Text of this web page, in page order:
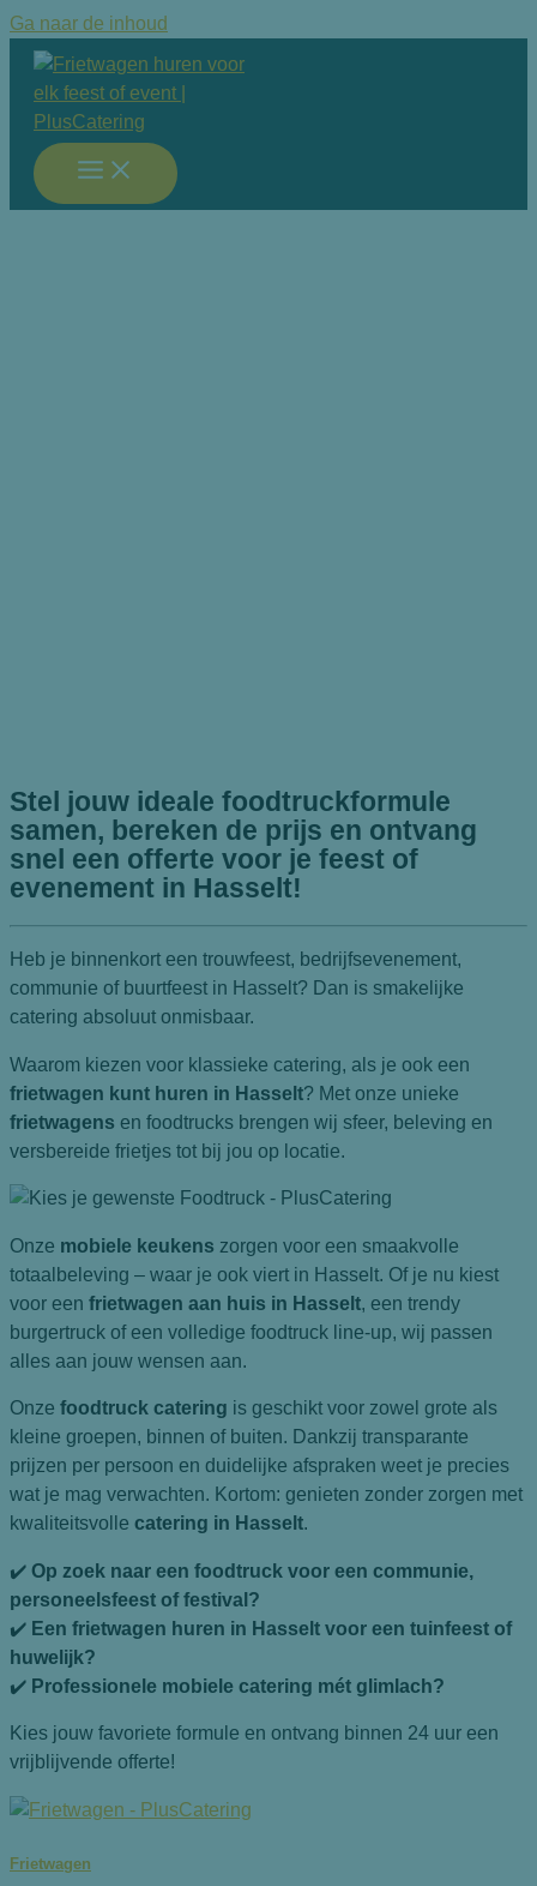
Ga naar de inhoud
Stel jouw ideale foodtruckformule
samen, bereken de prijs en ontvang
snel een offerte voor je feest of
evenement in Hasselt!
Heb je binnenkort een trouwfeest, bedrijfsevenement,
communie of buurtfeest in Hasselt? Dan is smakelijke
catering absoluut onmisbaar.
Waarom kiezen voor klassieke catering, als je ook een
frietwagen kunt huren in Hasselt? Met onze unieke
frietwagens en foodtrucks brengen wij sfeer, beleving en
versbereide frietjes tot bij jou op locatie.
Onze mobiele keukens zorgen voor een smaakvolle
totaalbeleving – waar je ook viert in Hasselt. Of je nu kiest
voor een frietwagen aan huis in Hasselt, een trendy
burgertruck of een volledige foodtruck line-up, wij passen
alles aan jouw wensen aan.
Onze foodtruck catering is geschikt voor zowel grote als
kleine groepen, binnen of buiten. Dankzij transparante
prijzen per persoon en duidelijke afspraken weet je precies
wat je mag verwachten. Kortom: genieten zonder zorgen met
kwaliteitsvolle catering in Hasselt.
✔️ Op zoek naar een foodtruck voor een communie,
personeelsfeest of festival?
✔️ Een frietwagen huren in Hasselt voor een tuinfeest of
huwelijk?
✔️ Professionele mobiele catering mét glimlach?
Kies jouw favoriete formule en ontvang binnen 24 uur een
vrijblijvende offerte!
Frietwagen